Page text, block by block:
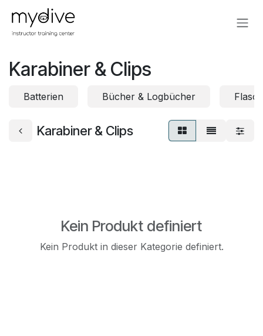
Zum Inhalt springen
Karabiner & Clips
Batterien Bücher & Logbücher
Karabiner & Clips
Kein Produkt definiert
Kein Produkt in dieser Kategorie definiert.